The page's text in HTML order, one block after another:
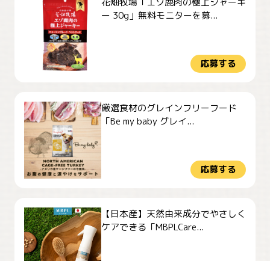
ー 30g」無料モニターを募...
応募する
厳選食材のグレインフリーフード
「Be my baby グレイ...
応募する
【日本産】天然由来成分でやさしく
ケアできる「MBPLCare...